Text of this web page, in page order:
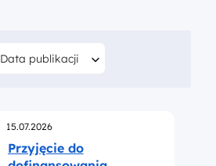
Filtruj według
Data publikacji
Opublikowano
15.07.2026
Przyjęcie do